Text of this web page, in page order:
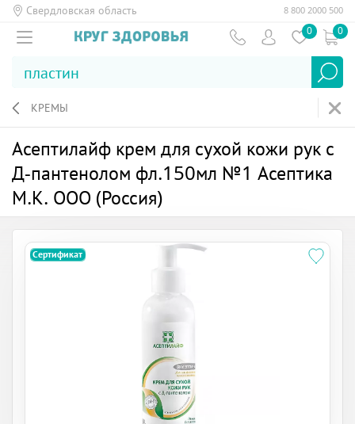
Свердловская область 8 800 2000 500
0 0
КРЕМЫ
Асептилайф крем для сухой кожи рук с
Д-пантенолом фл.150мл №1 Асептика
М.К. ООО (Россия)
Сертификат